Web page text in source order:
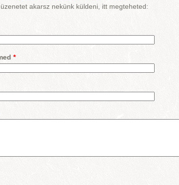
akarsz nekünk küldeni, itt megteheted:
*